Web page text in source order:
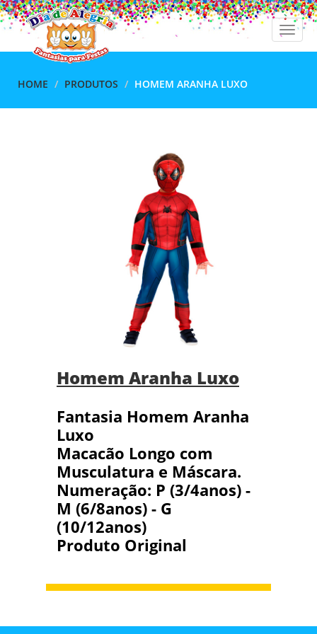
Toggle
HOME PRODUTOS HOMEM ARANHA LUXO
Homem Aranha Luxo
Fantasia Homem Aranha
Luxo
Macacão Longo com
Musculatura e Máscara.
Numeração: P (3/4anos) -
M (6/8anos) - G
(10/12anos)
Produto Original